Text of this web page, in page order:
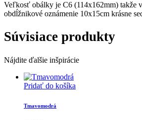
Veľkosť obálky je C6 (114x162mm) takže
obdĺžnikové oznámenie 10x15cm krásne
Súvisiace produkty
Nájdite ďalšie inšpirácie
Pridať do košíka
Tmavomodrá